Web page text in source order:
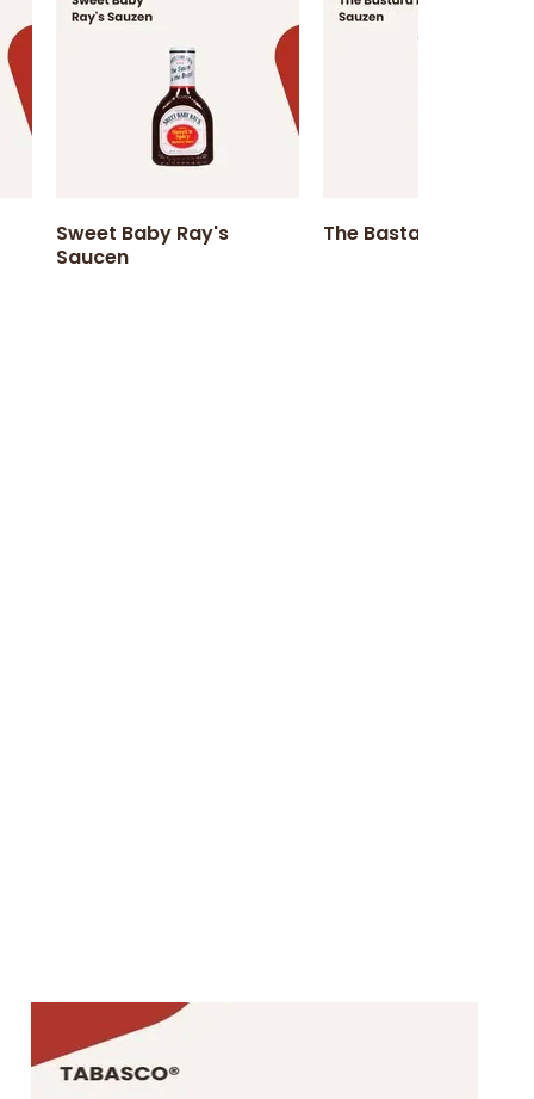
Sweet Baby Ray's
Saucen
The Bastard BBQ